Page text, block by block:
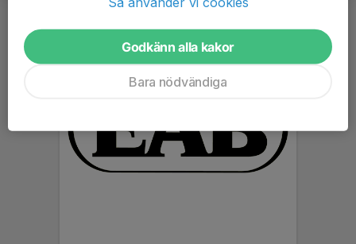
Godkänn alla kakor
Bara nödvändiga